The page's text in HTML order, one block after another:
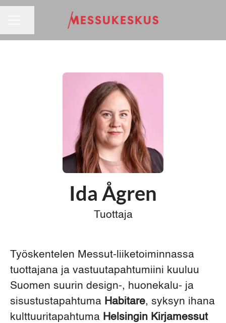
Ida Ågren
Tuottaja
Työskentelen Messut-liiketoiminnassa
tuottajana ja vastuutapahtumiini kuuluu
Suomen suurin design-, huonekalu- ja
sisustustapahtuma Habitare, syksyn ihana
kulttuuritapahtuma Helsingin Kirjamessut